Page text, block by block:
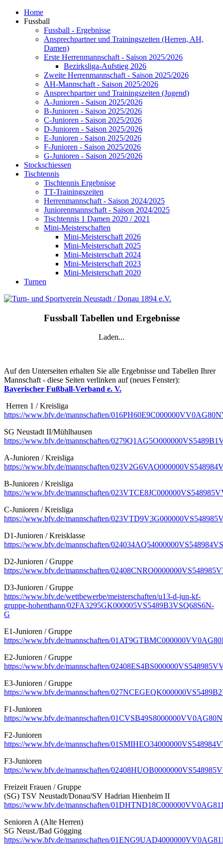
Home
Fussball
Fussball - Ergebnisse
Ansprechpartner und Trainingszeiten (Herren, AH,
Damen)
Erste Herrenmannschaft - Saison 2025/2026
Bezirksliga-Aufstieg 2026
Zweite Herrenmannschaft - Saison 2025/2026
AH-Mannschaft - Saison 2025/2026
Ansprechpartner und Trainingszeiten (Jugend)
A-Junioren - Saison 2025/2026
B-Junioren - Saison 2025/2026
C-Junioren - Saison 2025/2026
D-Junioren - Saison 2025/2026
E-Junioren - Saison 2025/2026
F-Junioren - Saison 2025/2026
G-Junioren - Saison 2025/2026
Stockschiessen
Tischtennis
Tischtennis Ergebnisse
TT-Trainingszeiten
Herrenmannschaft - Saison 2024/2025
Juniorenmannschaft - Saison 2024/2025
Tischtennis 1 Damen 2020 / 2021
Mini-Meisterschaften
Mini-Meisterschaft 2026
Mini-Meisterschaft 2025
Mini-Meisterschaft 2024
Mini-Meisterschaft 2023
Mini-Meisterschaft 2020
Turnen
Fussball Tabellen und Ergebnisse
Laden...
Auf den Unterseiten erhalten Sie alle Ergebnisse und Tabellen Ihrer
Mannschaft - diese Seiten verlinken auf (neues Fenster):
Bayerischer Fußball-Verband e. V.
Herren 1 / Kreisliga
https://www.bfv.de/mannschaften/
SG Neustadt II/Mühlhausen
https://www.bfv.de/mannschaften/
A-Junioren / Kreisliga
https://www.bfv.de/mannschaften/
B-Junioren / Kreisliga
https://www.bfv.de/mannschaften/
C-Junioren / Kreisliga
https://www.bfv.de/mannschaften/
D1-Junioren / Kreisklasse
https://www.bfv.de/mannschaften/
D2-Junioren / Gruppe
https://www.bfv.de/mannschaften/
D3-Junioren / Gruppe
https://www.bfv.de/wettbewerbe/meisterschaften/u13-d-jun-kf-
gruppe-hohenthann/02FA3295GK000005VS5489B3VSQ68S6N-
G
E1-Junioren / Gruppe
https://www.bfv.de/mannschaften/
E2-Junioren / Gruppe
https://www.bfv.de/mannschaften/
E3-Junioren / Gruppe
https://www.bfv.de/mannschaften/
F1-Junioren
https://www.bfv.de/mannschaften/
F2-Junioren
https://www.bfv.de/mannschaften/
F3-Junioren
https://www.bfv.de/mannschaften/
Freizeit Frauen / Gruppe
(SG) TSV Neustadt/Donau/SV Hadrian Hienheim II
https://www.bfv.de/mannschaften/
Senioren A (Alte Herren)
SG Neust./Bad Gögging
https://www.bfv.de/mannschaften/